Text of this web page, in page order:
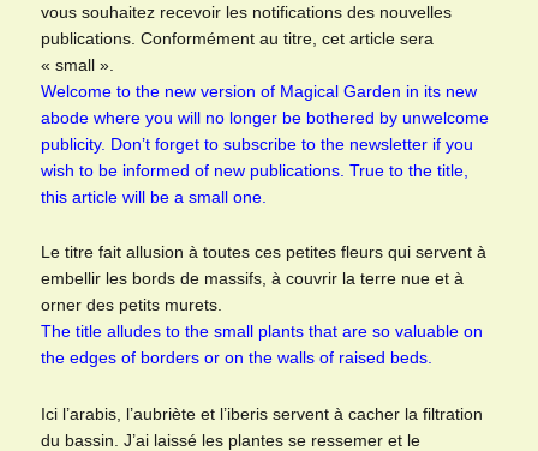
vous souhaitez recevoir les notifications des nouvelles
publications. Conformément au titre, cet article sera
« small ».
Welcome to the new version of Magical Garden in its new
abode where you will no longer be bothered by unwelcome
publicity. Don’t forget to subscribe to the newsletter if you
wish to be informed of new publications. True to the title,
this article will be a small one.
Le titre fait allusion à toutes ces petites fleurs qui servent à
embellir les bords de massifs, à couvrir la terre nue et à
orner des petits murets.
The title alludes to the small plants that are so valuable on
the edges of borders or on the walls of raised beds.
Ici l’arabis, l’aubriète et l’iberis servent à cacher la filtration
du bassin. J’ai laissé les plantes se ressemer et le